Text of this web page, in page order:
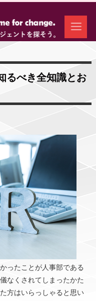
るべき全知識とお
ったことが人事部である
なくされてしまったかた
方はいらっしゃると思い